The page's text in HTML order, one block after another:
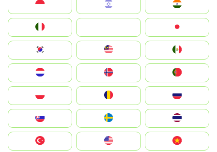
South Korea
United States